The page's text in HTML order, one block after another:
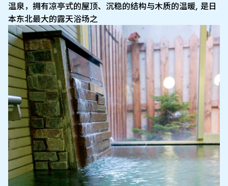
温泉，拥有凉亭式的屋顶、沉稳的结构与木质的温暖, 是日
本东北最大的露天浴场之